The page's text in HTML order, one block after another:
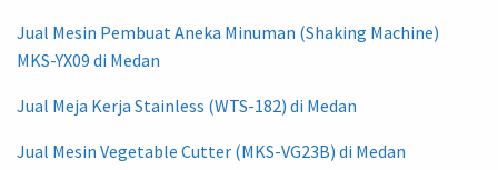
Jual Mesin Pembuat Aneka Minuman (Shaking Machine)
MKS-YX09 di Medan
Jual Meja Kerja Stainless (WTS-182) di Medan
Jual Mesin Vegetable Cutter (MKS-VG23B) di Medan